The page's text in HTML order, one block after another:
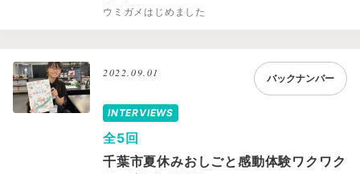
ウミガメはじめました
2022.09.01 バックナンバー
INTERVIEWS
全5回
千葉市夏休みおしごと感動体験ワクワク